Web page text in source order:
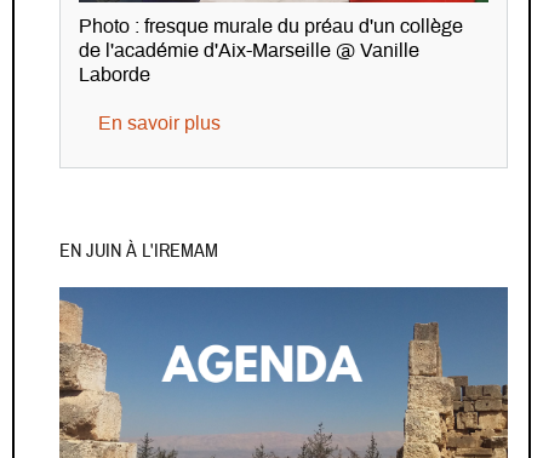
Photo : fresque murale du préau d'un collège
de l'académie d'Aix-Marseille @ Vanille
Laborde
En savoir plussur Journée d’études de l’axe
EN JUIN À L'IREMAM